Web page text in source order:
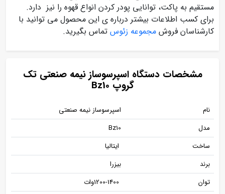
مستقیم به پاکت، توانایی پودر کردن انواع قهوه را نیز دارد.
برای کسب اطلاعات بیشتر درباره ی این محصول می توانید با
کارشناسان فروش مجموعه زئوس تماس بگیرید.
مشخصات دستگاه اسپرسوساز نیمه صنعتی تک
گروپ Bz10
نام
اسپرسوساز نیمه صنعتی
مدل
Bz10
ساخت
ایتالیا
برند
بیزرا
توان